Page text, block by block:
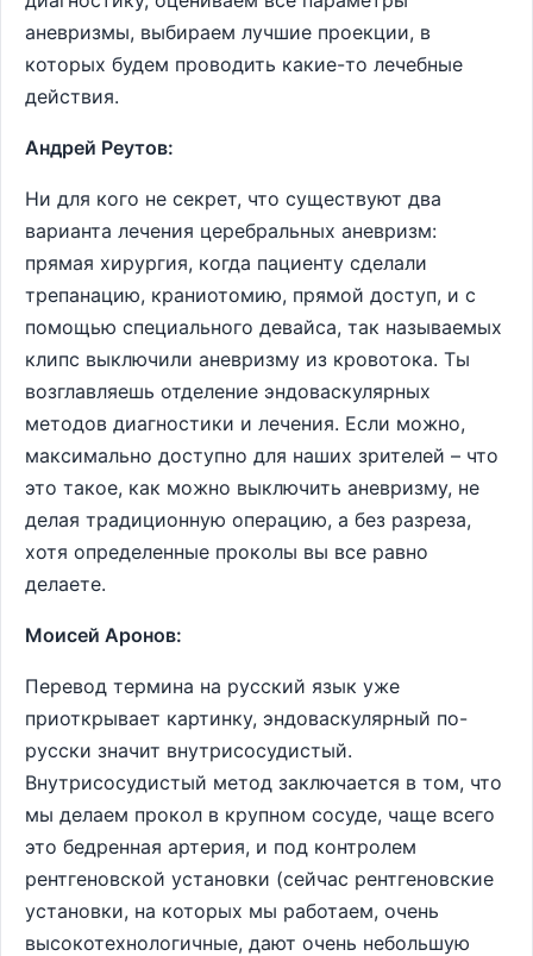
аневризмы, выбираем лучшие проекции, в
которых будем проводить какие-то лечебные
действия.
Андрей Реутов:
Ни для кого не секрет, что существуют два
варианта лечения церебральных аневризм:
прямая хирургия, когда пациенту сделали
трепанацию, краниотомию, прямой доступ, и с
помощью специального девайса, так называемых
клипс выключили аневризму из кровотока. Ты
возглавляешь отделение эндоваскулярных
методов диагностики и лечения. Если можно,
максимально доступно для наших зрителей – что
это такое, как можно выключить аневризму, не
делая традиционную операцию, а без разреза,
хотя определенные проколы вы все равно
делаете.
Моисей Аронов:
Перевод термина на русский язык уже
приоткрывает картинку, эндоваскулярный по-
русски значит внутрисосудистый.
Внутрисосудистый метод заключается в том, что
мы делаем прокол в крупном сосуде, чаще всего
это бедренная артерия, и под контролем
рентгеновской установки (сейчас рентгеновские
установки, на которых мы работаем, очень
высокотехнологичные, дают очень небольшую